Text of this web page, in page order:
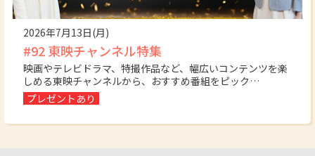
2026年7月13日(月)
#92 東映チャンネル特集
映画やテレビドラマ、特撮作品など、幅広いコンテンツを楽
しめる東映チャンネルから、おすすめ番組をピック…
プレゼントあり